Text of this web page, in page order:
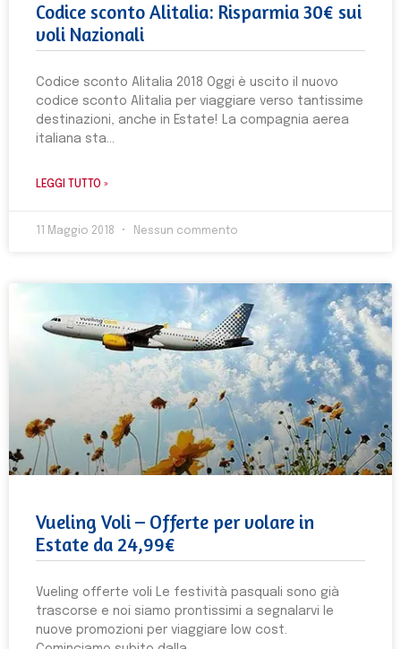
Codice sconto Alitalia: Risparmia 30€ sui
voli Nazionali
Codice sconto Alitalia 2018 Oggi è uscito il nuovo
codice sconto Alitalia per viaggiare verso tantissime
destinazioni, anche in Estate! La compagnia aerea
italiana sta
LEGGI TUTTO »
11 Maggio 2018 Nessun commento
Vueling Voli – Offerte per volare in
Estate da 24,99€
Vueling offerte voli Le festività pasquali sono già
trascorse e noi siamo prontissimi a segnalarvi le
nuove promozioni per viaggiare low cost.